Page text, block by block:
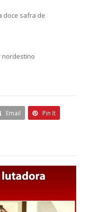
doce safra de
nordestino
Email Pin It